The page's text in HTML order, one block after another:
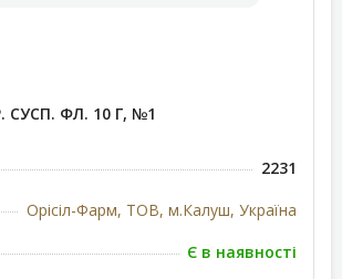
СУСП. ФЛ. 10 Г, №1
2231
Орісіл-Фарм, ТОВ, м.Калуш, Україна
Є в наявності